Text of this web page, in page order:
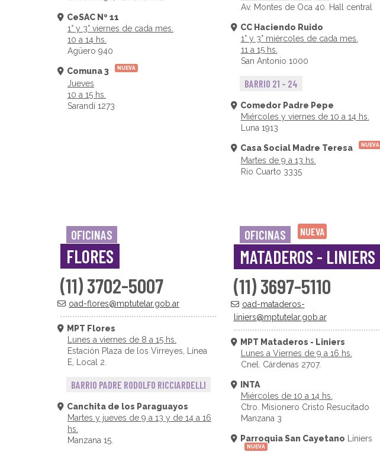
CeSAC Nº 11
1° y 3° viernes de cada mes.
10 a 14 hs.
Agüero 940
Comuna 3 NUEVA
Jueves
10 a 15 hs.
Sarandí 1273
Av. Montes de Oca 40. Hall central
CC Haciendo Ruido
1° y 3° miércoles de cada mes.
11 a 15 hs.
San Antonio 1000
BARRIO 21 - 24
Comedor Padre Pepe
Miércoles y viernes de 10 a 14 hs.
Luna 1913
Casa Social Madre Teresa NUEVA
Martes de 9 a 13 hs.
Rio Cuarto 3335
OFICINAS
FLORES
(11) 3702-5007
oad-flores@mptutelar.gob.ar
MPT Flores
Lunes a viernes de 8 a 15 hs.
Estación Plaza de los Virreyes, Línea
E, Local 2.
BARRIO PADRE RODOLFO RICCIARDELLI
Canchita de los Paraguayos
Martes y jueves de 9 a 13 y de 14 a 16
hs.
Manzana 15.
OFICINAS NUEVA
MATADEROS - LINIERS
(11) 3697-5110
oad-mataderos-
liniers@mptutelar.gob.ar
MPT Mataderos - Liniers
Lunes a Viernes de 9 a 16 hs.
Cnel. Cárdenas 2707.
INTA
Miércoles de 10 a 14 hs.
Ctro. Misionero Cristo Resucitado
Manzana 3
Parroquia San Cayetano Liniers
NUEVA